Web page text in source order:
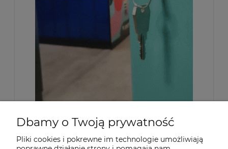
Dbamy o Twoją prywatność
Pliki cookies i pokrewne im technologie umożliwiają